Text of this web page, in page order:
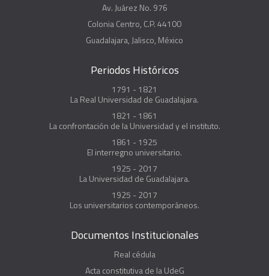
Av. Juárez No. 976
Colonia Centro, C.P. 44100
Guadalajara, Jalisco, México
Periodos Históricos
1791 - 1821
La Real Universidad de Guadalajara.
1821 - 1861
La confrontación de la Universidad y el instituto.
1861 - 1925
El interregno universitario.
1925 - 2017
La Universidad de Guadalajara.
1925 - 2017
Los universitarios contemporáneos.
Documentos Institucionales
Real cédula
Acta constitutiva de la UdeG